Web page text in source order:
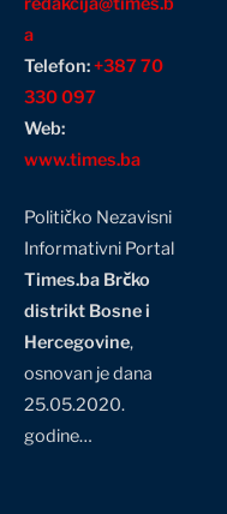
a
Telefon:+387 70
330 097
Web:
www.times.ba
Političko Nezavisni
Informativni Portal
Times.ba Brčko
distrikt Bosne i
Hercegovine,
osnovan je dana
25.05.2020.
godine…